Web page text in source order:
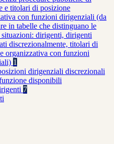
e titolari di posizione
con funzioni dirigenziali (da
in tabelle che distinguano le
situazioni: dirigenti, dirigenti
discrezionalmente, titolari di
organizzativa con funzioni
1
dirigenziali discrezionali
disponibili
7